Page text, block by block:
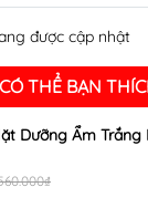
được cập nhật
CÓ THỂ BẠN
Dưỡng Ẩm Trắng